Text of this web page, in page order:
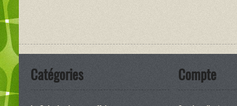
Catégories Compte